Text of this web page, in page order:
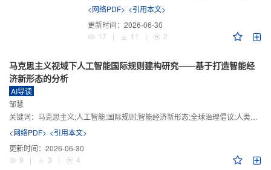
<网络PDF> <引用本文>
更新时间： 2026-06-30
17
| 11 | 2
马克思主义视域下人工智能国际规则建构研究——基于打造智能经
济新形态的分析
AI导读
邹慧
关键词： 马克思主义;人工智能;国际规则;智能经济新形态;全球治理倡议;人类命运共同体
<网络PDF> <引用本文>
更新时间： 2026-06-30
9
| 3 | 4